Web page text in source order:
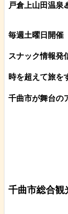
戸倉上山田温
毎週土曜日開催
スナック情報発
時を超えて旅を
千曲市が舞台の
千曲市総合観